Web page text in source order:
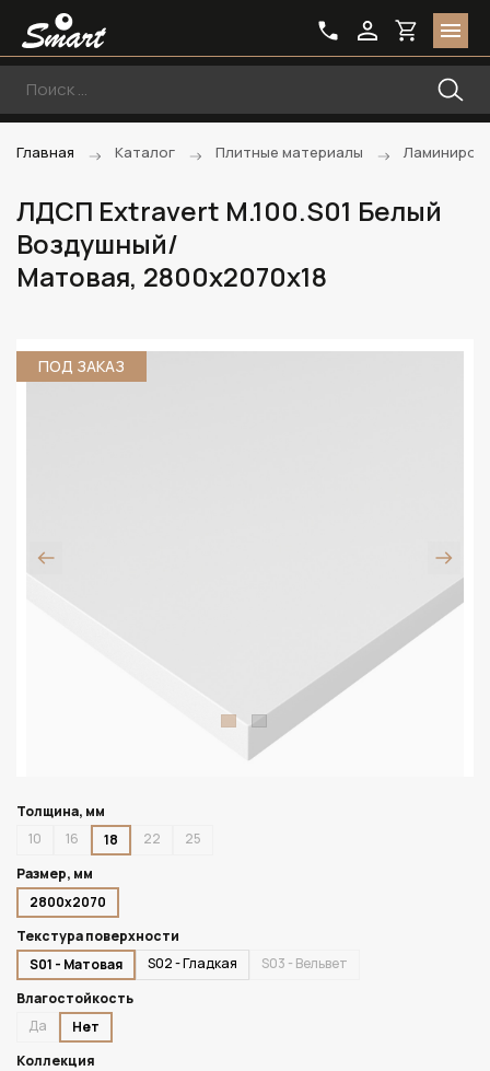
Главная Каталог Плитные материалы
ЛДСП Extravert М.100.S01 Белый
Воздушный/
Матовая, 2800х2070х18
ПОД ЗАКАЗ
Толщина, мм
10
16 18 22
25
Размер, мм
2800х2070
Текстура поверхности
S01 - Матовая
S02 - Гладкая
S03 - Вельвет
Влагостойкость
Да
Нет
Коллекция